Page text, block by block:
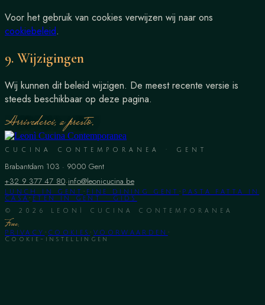
Voor het gebruik van cookies verwijzen wij naar ons
cookiebeleid.
9. Wijzigingen
Wij kunnen dit beleid wijzigen. De meest recente versie is
steeds beschikbaar op deze pagina.
Arrivederci, a presto.
CUCINA CONTEMPORANEA · GENT
Brabantdam 103 · 9000 Gent
+32 9 377 47 80·info@leonicucina.be
LUNCH IN GENT · FINE DINING GENT · PASTA FATTA IN
CASA · ETEN IN GENT · GIDS
© 2026 LEONÌ CUCINA CONTEMPORANEA
Fine.
PRIVACY · COOKIES · VOORWAARDEN
·
Cookie-instellingen